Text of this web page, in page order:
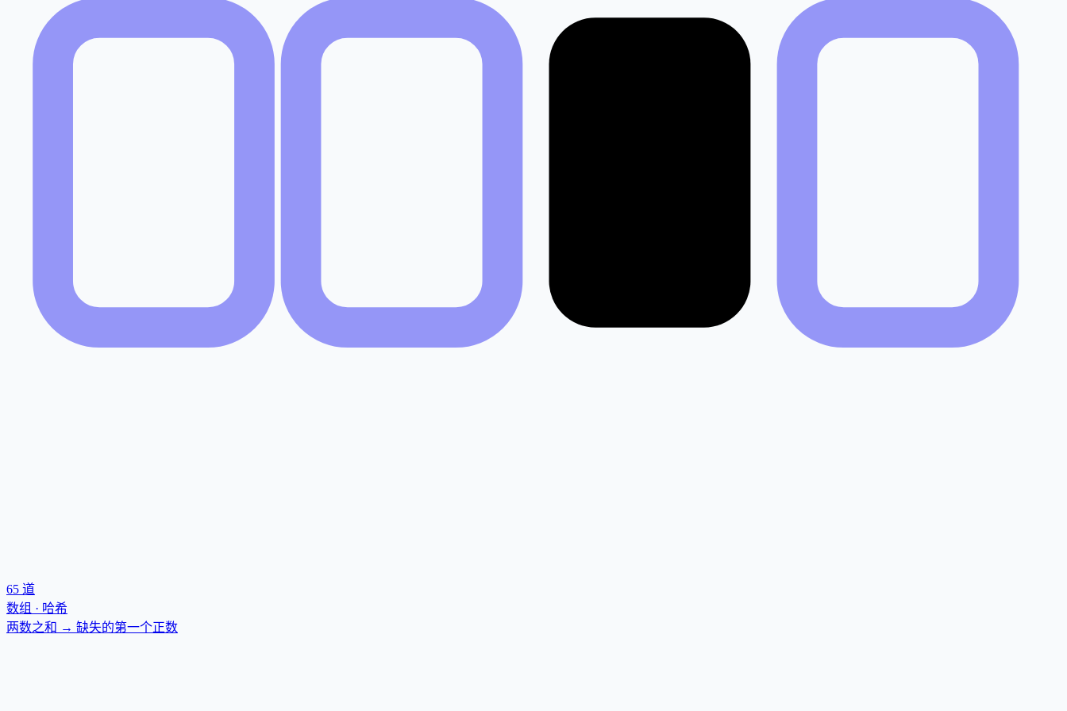
65 道
数组 · 哈希
两数之和 → 缺失的第一个正数